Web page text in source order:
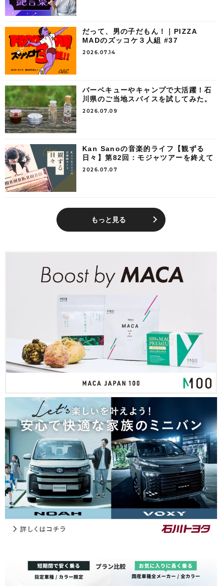
だって、男の子だもん！｜PIZZA
MADのズッコケ３人組 #37
2026.07.14
バーベキューやキャンプで大活躍！石
川県のご当地スパイスを試してみた。
2026.07.09
Kan Sanoの音楽的ライフ【観ずる
日々】第82回：モジャツアーを終えて
2026.07.07
もっと見る